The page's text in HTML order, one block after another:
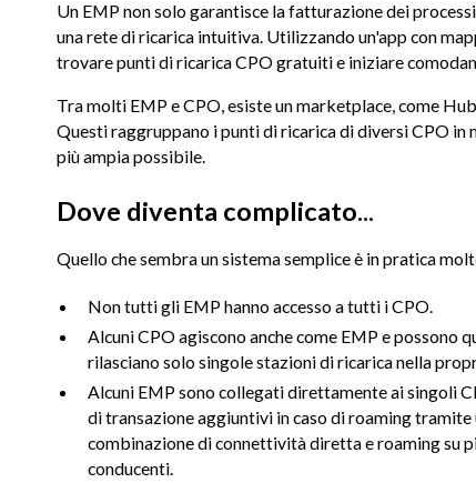
Un EMP non solo garantisce la fatturazione dei
una rete di ricarica intuitiva. Utilizzando un'app con
trovare punti di ricarica CPO gratuiti e iniziare
Tra molti EMP e CPO, esiste un marketplace, come
Questi raggruppano i punti di ricarica di diversi CPO
più ampia possibile.
Dove diventa complicato...
Quello che sembra un sistema semplice è in pratica
Non tutti gli EMP hanno accesso a tutti i CPO.
Alcuni CPO agiscono anche come EMP e
rilasciano solo singole stazioni di ricarica nella
Alcuni EMP sono collegati direttamente ai singoli
di transazione aggiuntivi in caso di roaming
combinazione di connettività diretta e roaming su
conducenti.